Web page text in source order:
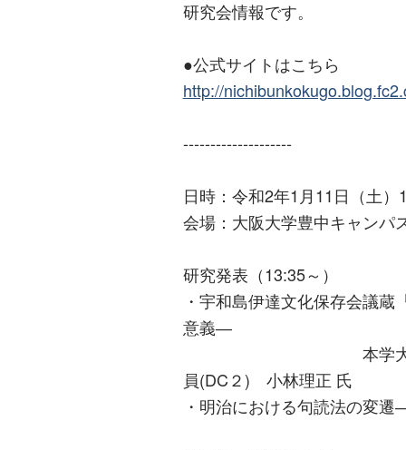
研究会情報です。
●公式サイトはこちら
http://
--------------------
日時：令和2年1月11日（土
会場：大阪大学豊中キャンパ
研究発表（13:35～）
・宇和島伊達文化保存会議
意義―
本学大学院博士後
員(DC２) 小林理正 氏
・明治における句読法の変